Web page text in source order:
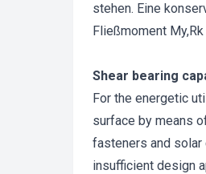
stehen. Eine
Fließmoment
Shear bearing
For the energetic
surface by means
fasteners and
insufficient design